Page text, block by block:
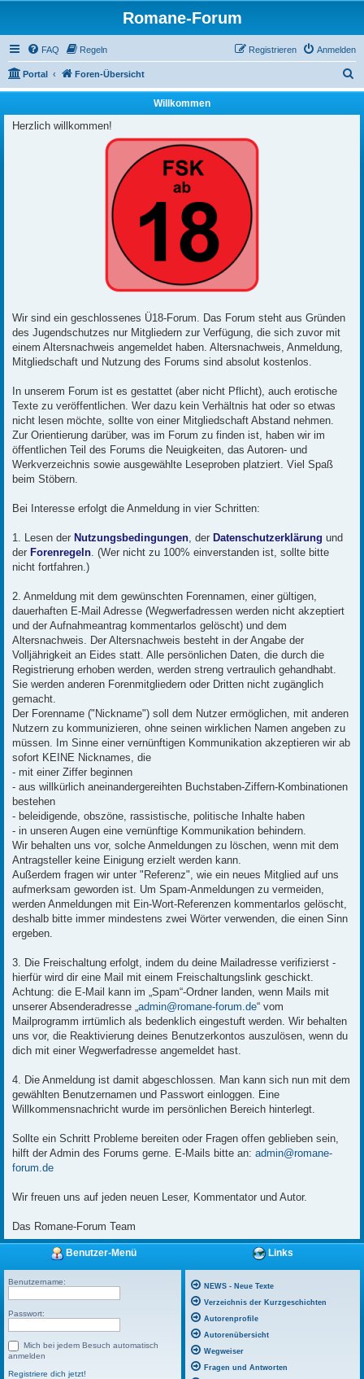
Romane-Forum
FAQ Regeln Anmelden
Registrieren
Portal Foren-Übersicht
u
Willkommen
Herzlich willkommen!
Wir sind ein geschlossenes Ü18-Forum. Das Forum steht aus Gründen
des Jugendschutzes nur Mitgliedern zur Verfügung, die sich zuvor mit
einem Altersnachweis angemeldet haben. Altersnachweis, Anmeldung,
Mitgliedschaft und Nutzung des Forums sind absolut kostenlos.
In unserem Forum ist es gestattet (aber nicht Pflicht), auch erotische
Texte zu veröffentlichen. Wer dazu kein Verhältnis hat oder so etwas
nicht lesen möchte, sollte von einer Mitgliedschaft Abstand nehmen.
Zur Orientierung darüber, was im Forum zu finden ist, haben wir im
öffentlichen Teil des Forums die Neuigkeiten, das Autoren- und
Werkverzeichnis sowie ausgewählte Leseproben platziert. Viel Spaß
beim Stöbern.
Bei Interesse erfolgt die Anmeldung in vier Schritten:
1. Lesen der Nutzungsbedingungen, der Datenschutzerklärung und
der Forenregeln. (Wer nicht zu 100% einverstanden ist, sollte bitte
nicht fortfahren.)
2. Anmeldung mit dem gewünschten Forennamen, einer gültigen,
dauerhaften E-Mail Adresse (Wegwerfadressen werden nicht akzeptiert
und der Aufnahmeantrag kommentarlos gelöscht) und dem
Altersnachweis. Der Altersnachweis besteht in der Angabe der
Volljährigkeit an Eides statt. Alle persönlichen Daten, die durch die
Registrierung erhoben werden, werden streng vertraulich gehandhabt.
Sie werden anderen Forenmitgliedern oder Dritten nicht zugänglich
gemacht.
Der Forenname ("Nickname") soll dem Nutzer ermöglichen, mit anderen
Nutzern zu kommunizieren, ohne seinen wirklichen Namen angeben zu
müssen. Im Sinne einer vernünftigen Kommunikation akzeptieren wir ab
sofort KEINE Nicknames, die
- mit einer Ziffer beginnen
- aus willkürlich aneinandergereihten Buchstaben-Ziffern-Kombinationen
bestehen
- beleidigende, obszöne, rassistische, politische Inhalte haben
- in unseren Augen eine vernünftige Kommunikation behindern.
Wir behalten uns vor, solche Anmeldungen zu löschen, wenn mit dem
Antragsteller keine Einigung erzielt werden kann.
Außerdem fragen wir unter "Referenz", wie ein neues Mitglied auf uns
aufmerksam geworden ist. Um Spam-Anmeldungen zu vermeiden,
werden Anmeldungen mit Ein-Wort-Referenzen kommentarlos gelöscht,
deshalb bitte immer mindestens zwei Wörter verwenden, die einen Sinn
ergeben.
3. Die Freischaltung erfolgt, indem du deine Mailadresse verifizierst -
hierfür wird dir eine Mail mit einem Freischaltungslink geschickt.
Achtung: die E-Mail kann im „Spam“-Ordner landen, wenn Mails mit
unserer Absenderadresse „admin@romane-forum.de“ vom
Mailprogramm irrtümlich als bedenklich eingestuft werden. Wir behalten
uns vor, die Reaktivierung deines Benutzerkontos auszulösen, wenn du
dich mit einer Wegwerfadresse angemeldet hast.
4. Die Anmeldung ist damit abgeschlossen. Man kann sich nun mit dem
gewählten Benutzernamen und Passwort einloggen. Eine
Willkommensnachricht wurde im persönlichen Bereich hinterlegt.
Sollte ein Schritt Probleme bereiten oder Fragen offen geblieben sein,
hilft der Admin des Forums gerne. E-Mails bitte an: admin@romane-
forum.de
Wir freuen uns auf jeden neuen Leser, Kommentator und Autor.
Das Romane-Forum Team
Benutzer-Menü
Benutzername:
Passwort:
Mich bei jedem Besuch automatisch
anmelden
Registriere dich jetzt!
Links
NEWS - Neue Texte
Verzeichnis der Kurzgeschichten
Autorenprofile
Autorenübersicht
Wegweiser
Fragen und Antworten